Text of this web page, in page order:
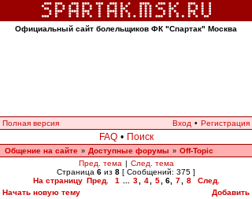
Официальный сайт болельщиков ФК "Спартак" Москва
Полная версия Вход • Регистрация
FAQ • Поиск
Общение на сайте » Доступные форумы » Off-Topic
Пред. тема | След. тема
Страница 6 из 8 [ Сообщений: 375 ]
На страницу Пред. 1 3 4 5 6, 7 8
След.
Начать новую тему
Добавить